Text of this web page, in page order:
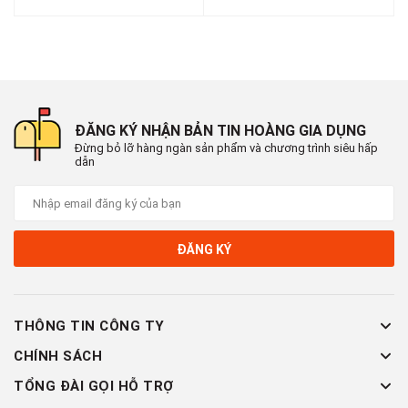
ĐĂNG KÝ NHẬN BẢN TIN HOÀNG GIA DỤNG
Đừng bỏ lỡ hàng ngàn sản phẩm và chương trình siêu hấp
dẫn
ĐĂNG KÝ
THÔNG TIN CÔNG TY
CHÍNH SÁCH
TỔNG ĐÀI GỌI HỖ TRỢ